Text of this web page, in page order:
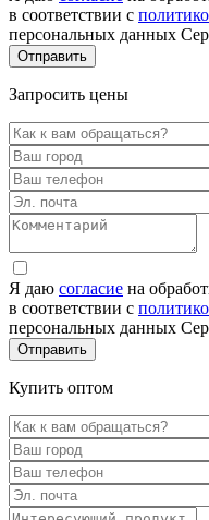
в соответствии с
персональных данных
Запросить цены
Я даю согласие на
в соответствии с
персональных данных
Купить оптом